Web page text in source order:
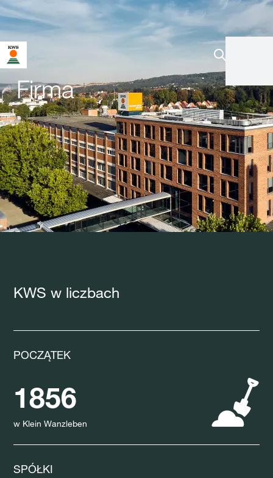
Firma
KWS w liczbach
POCZĄTEK
1856
w Klein Wanzleben
SPÓŁKI